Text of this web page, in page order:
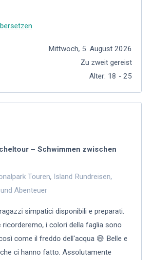
Mittwoch, 5. August 2026
Zu zweit gereist
Alter: 18 - 25
– Schwimmen zwischen
Touren, Island Rundreisen,
Abenteuer
simpatici disponibili e preparati.
ricorderemo, i colori della faglia sono
come il freddo dell'acqua 😅 Belle e
ci hanno fatto. Assolutamente